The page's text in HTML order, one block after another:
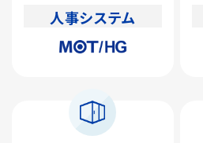
人事システム